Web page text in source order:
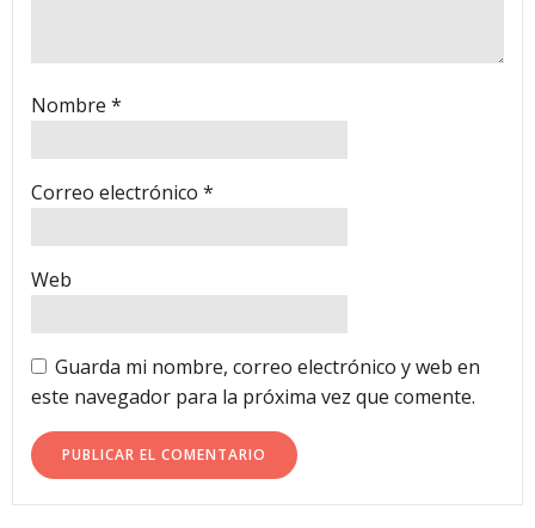
Nombre *
Correo electrónico *
Web
Guarda mi nombre, correo electrónico y web en
este navegador para la próxima vez que comente.